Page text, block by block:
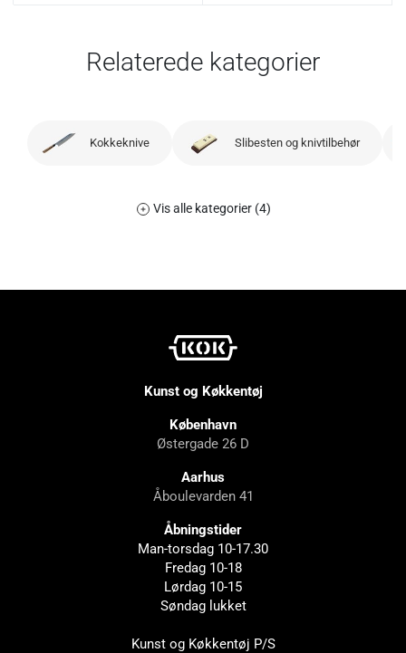
Relaterede kategorier
Kokkeknive Slibesten og knivtilbehør
Vis alle kategorier (4)
Kunst og Køkkentøj
København
Østergade 26 D
Aarhus
Åboulevarden 41
Åbningstider
Man-torsdag 10-17.30
Fredag 10-18
Lørdag 10-15
Søndag lukket
Kunst og Køkkentøj P/S